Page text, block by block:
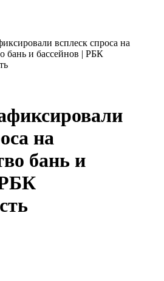
всплеск спроса на
бань и бассейнов | РБК
на
бань и
РБК